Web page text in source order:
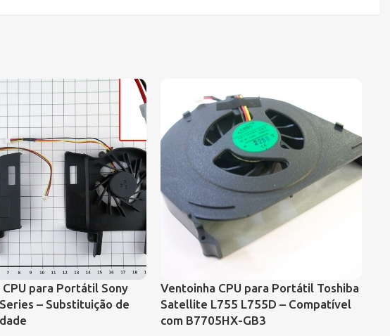
para Portátil Sony
– Substituição de
Ventoinha CPU para Portátil Toshiba
Satellite L755 L755D – Compatível
com B7705HX-GB3